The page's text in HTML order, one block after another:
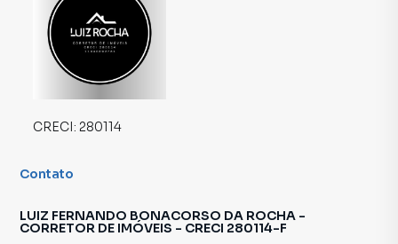
imóvel mais rápido. Contamos também com um time de
programadores, corretores treinados e uma central de
atendimento preparada para atender proprietários e
inquilinos.
CRECI: 280114
Contato
LUIZ FERNANDO BONACORSO DA ROCHA -
CORRETOR DE IMÓVEIS - CRECI 280114-F